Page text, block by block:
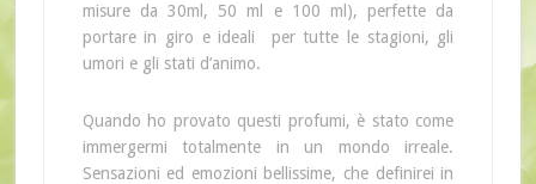
misure da 30ml, 50 ml e 100 ml), perfette da
portare in giro e ideali per tutte le stagioni, gli
umori e gli stati d’animo.
Quando ho provato questi profumi, è stato come
immergermi totalmente in un mondo irreale.
Sensazioni ed emozioni bellissime, che definirei in